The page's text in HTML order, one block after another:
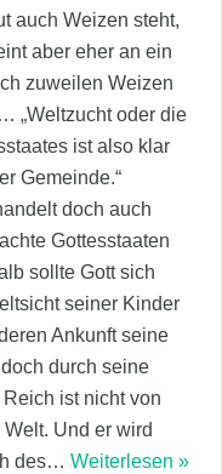
auch Weizen steht,
aber eher an ein
zuweilen Weizen
„Weltzucht oder die
ist also klar
Gemeinde.“
doch auch
Gottesstaaten
sollte Gott sich
seiner Kinder
Ankunft seine
durch seine
ist nicht von
Und er wird
des… Weiterlesen »